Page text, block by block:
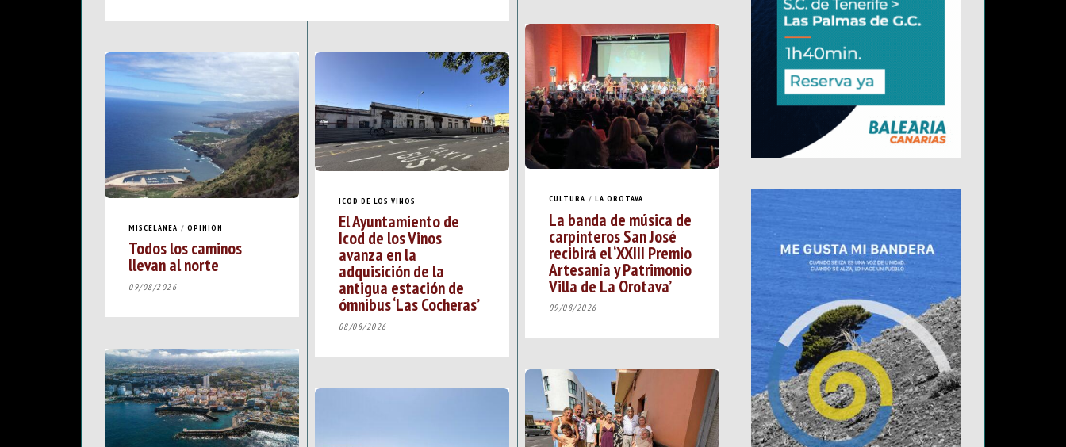
CULTURA / LA OROTAVA
La banda de música de
carpinteros San José
recibirá el ‘XXIII Premio
Artesanía y Patrimonio
Villa de La Orotava’
09/08/2026
MISCELÁNEA / OPINIÓN
Todos los caminos
llevan al norte
09/08/2026
ICOD DE LOS VINOS
El Ayuntamiento de
Icod de los Vinos
avanza en la
adquisición de la
antigua estación de
ómnibus ‘Las Cocheras’
08/08/2026